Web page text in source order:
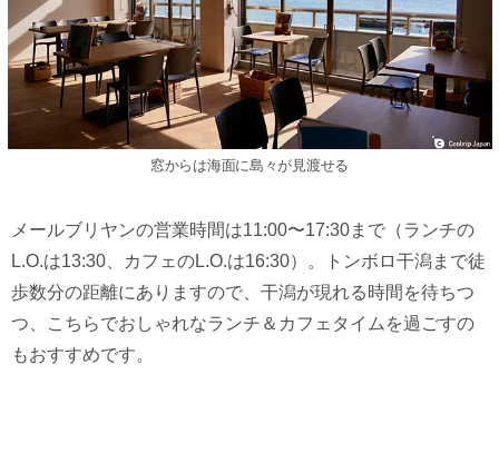
窓からは海面に島々が見渡せる
メールブリヤンの営業時間は11:00〜17:30まで（ランチの
L.O.は13:30、カフェのL.O.は16:30）。トンボロ干潟まで徒
歩数分の距離にありますので、干潟が現れる時間を待ちつ
つ、こちらでおしゃれなランチ＆カフェタイムを過ごすの
もおすすめです。